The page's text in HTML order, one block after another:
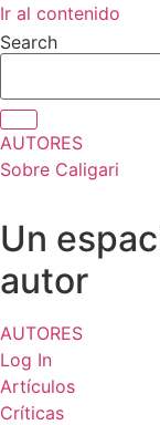
Ir al contenido
Search
AUTORES
Sobre Caligari
Un
autor
AUTORES
Log In
Artículos
Críticas